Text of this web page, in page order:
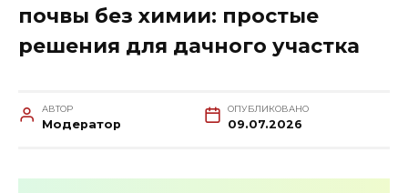
почвы без химии: простые
решения для дачного участка
АВТОР
Модератор
ОПУБЛИКОВАНО
09.07.2026